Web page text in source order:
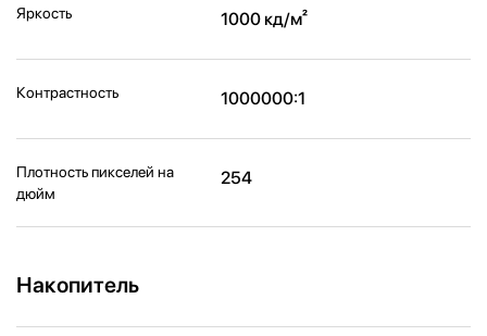
Яркость 1000 кд/м²
Контрастность 1000000:1
Плотность пикселей на
дюйм
254
Накопитель